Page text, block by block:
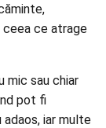
ceea ce atrage
mic sau chiar
pot fi
iar multe